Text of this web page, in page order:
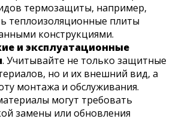
термозащиты, например,
теплоизоляционные плиты
конструкциями.
и эксплуатационные
. Учитывайте не только защитные
но и их внешний вид, а
монтажа и обслуживания.
могут требовать
замены или обновления